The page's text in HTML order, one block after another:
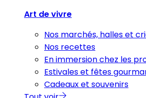
Art de vivre
Nos marchés, halles et
Nos recettes
En immersion chez les
Estivales et fêtes
Cadeaux et souvenirs